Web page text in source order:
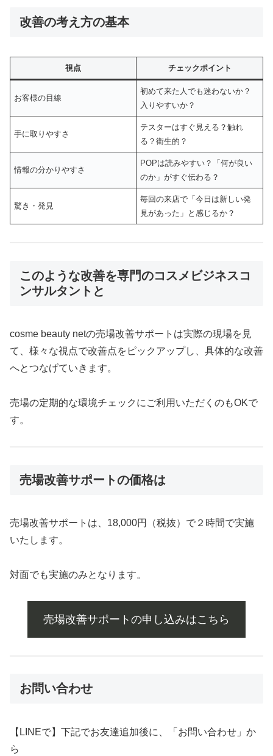
改善の考え方の基本
視点 チェックポイント
お客様の目線
初めて来た人でも迷わないか？
入りやすいか？
手に取りやすさ
テスターはすぐ見える？触れ
る？衛生的？
情報の分かりやすさ
POPは読みやすい？「何が良い
のか」がすぐ伝わる？
驚き・発見
毎回の来店で「今日は新しい発
見があった」と感じるか？
このような改善を専門のコスメビジネスコ
ンサルタントと
cosme beauty netの売場改善サポートは実際の現場を見
て、様々な視点で改善点をピックアップし、具体的な改善
へとつなげていきます。
売場の定期的な環境チェックにご利用いただくのもOKで
す。
売場改善サポートの価格は
売場改善サポートは、18,000円（税抜）で２時間で実施
いたします。
対面でも実施のみとなります。
売場改善サポートの申し込みはこちら
お問い合わせ
【LINEで】下記でお友達追加後に、「お問い合わせ」か
ら